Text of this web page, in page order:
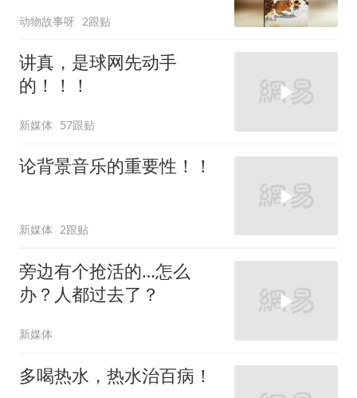
动物故事呀 2跟贴
讲真，是球网先动手
的！！！
新媒体 57跟贴
论背景音乐的重要性！！
新媒体 2跟贴
旁边有个抢活的…怎么
办？人都过去了？
新媒体
多喝热水，热水治百病！